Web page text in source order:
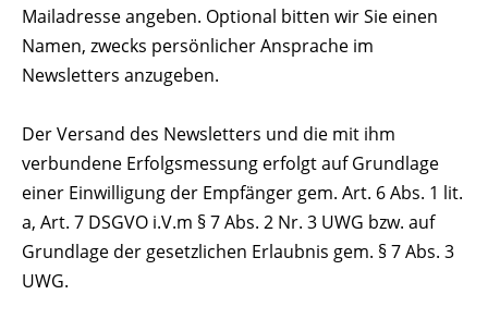
Mailadresse angeben. Optional bitten wir Sie einen
Namen, zwecks persönlicher Ansprache im
Newsletters anzugeben.
Der Versand des Newsletters und die mit ihm
verbundene Erfolgsmessung erfolgt auf Grundlage
einer Einwilligung der Empfänger gem. Art. 6 Abs. 1 lit.
a, Art. 7 DSGVO i.V.m § 7 Abs. 2 Nr. 3 UWG bzw. auf
Grundlage der gesetzlichen Erlaubnis gem. § 7 Abs. 3
UWG.